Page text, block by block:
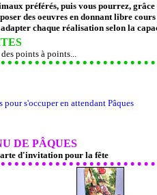
préférés, puis vous pourrez,
des oeuvres en donnant libre
chaque réalisation selon la
points à points...
pour s'occuper en attendant Pâques
DE PÂQUES
d'invitation pour la fête